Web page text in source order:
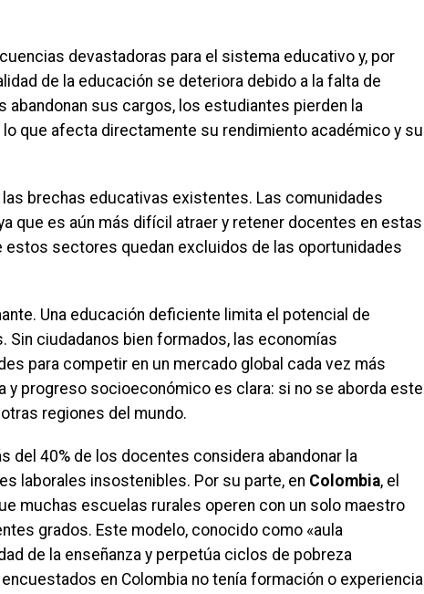
devastadoras para el sistema educativo y, por
de la educación se deteriora debido a la falta de
abandonan sus cargos, los estudiantes pierden la
que afecta directamente su rendimiento académico y su
brechas educativas existentes. Las comunidades
que es aún más difícil atraer y retener docentes en estas
estos sectores quedan excluidos de las oportunidades
Una educación deficiente limita el potencial de
ciudadanos bien formados, las economías
para competir en un mercado global cada vez más
y progreso socioeconómico es clara: si no se aborda este
regiones del mundo.
del 40% de los docentes considera abandonar la
laborales insostenibles. Por su parte, en Colombia, el
muchas escuelas rurales operen con un solo maestro
grados. Este modelo, conocido como «aula
de la enseñanza y perpetúa ciclos de pobreza
en Colombia no tenía formación o experiencia